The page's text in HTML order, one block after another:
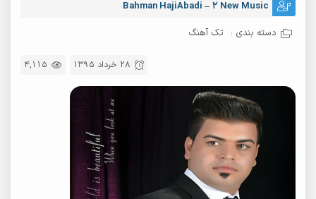
Bahman HajiAbadi – 2 New Music
دسته بندی : تک آهنگ
4,115 28 خرداد 1395